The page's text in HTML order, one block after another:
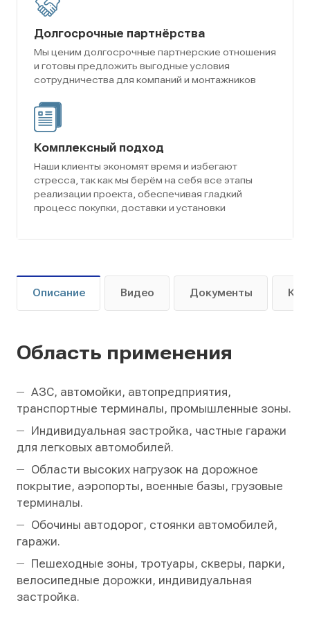
Долгосрочные партнёрства
Мы ценим долгосрочные партнерские отношения
и готовы предложить выгодные условия
сотрудничества для компаний и монтажников
Комплексный подход
Наши клиенты экономят время и избегают
стресса, так как мы берём на себя все этапы
реализации проекта, обеспечивая гладкий
процесс покупки, доставки и установки
Описание Видео Документы Как
Область применения
АЗС, автомойки, автопредприятия,
транспортные терминалы, промышленные зоны.
Индивидуальная застройка, частные гаражи
для легковых автомобилей.
Области высоких нагрузок на дорожное
покрытие, аэропорты, военные базы, грузовые
терминалы.
Обочины автодорог, стоянки автомобилей,
гаражи.
Пешеходные зоны, тротуары, скверы, парки,
велосипедные дорожки, индивидуальная
застройка.